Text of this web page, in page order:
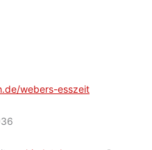
webers-esszeit